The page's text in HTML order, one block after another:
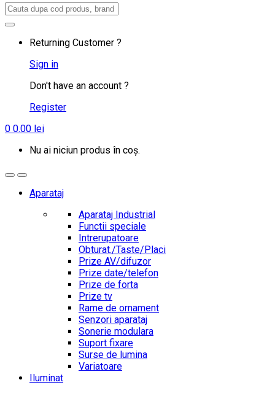
Search
Returning Customer ?
Sign in
Don't have an account ?
Register
0 0.00 lei
Nu ai niciun produs în coș.
Aparataj
Aparataj Industrial
Functii speciale
Intrerupatoare
Obturat./Taste/Placi
Prize AV/difuzor
Prize date/telefon
Prize de forta
Prize tv
Rame de ornament
Senzori aparataj
Sonerie modulara
Suport fixare
Surse de lumina
Variatoare
Iluminat